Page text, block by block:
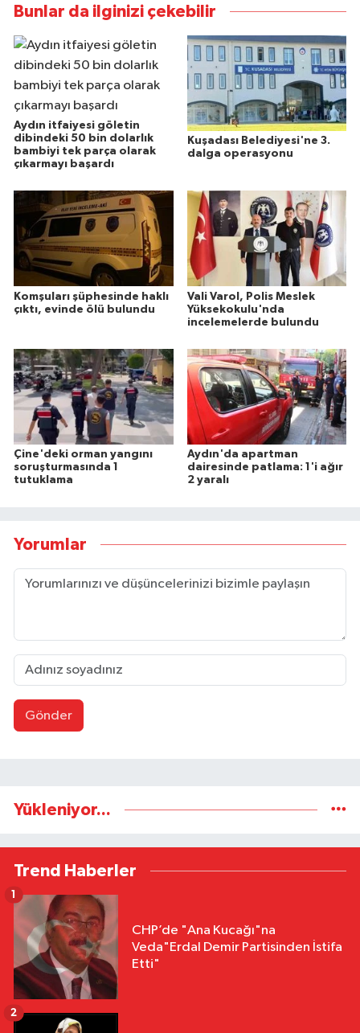
Bunlar da ilginizi çekebilir
Aydın itfaiyesi göletin
dibindeki 50 bin dolarlık
bambiyi tek parça olarak
çıkarmayı başardı
Kuşadası Belediyesi'ne 3.
dalga operasyonu
Komşuları şüphesinde haklı
çıktı, evinde ölü bulundu
Vali Varol, Polis Meslek
Yüksekokulu'nda
incelemelerde bulundu
Çine'deki orman yangını
soruşturmasında 1
tutuklama
Aydın'da apartman
dairesinde patlama: 1'i ağır
2 yaralı
Yorumlar
Gönder
Yükleniyor...
Trend Haberler
CHP’de "Ana Kucağı"na
Veda"Erdal Demir Partisinden İstifa
Etti"
1
2